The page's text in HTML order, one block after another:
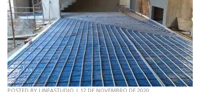
POSTED BY LINEASTUDIO | 12 DE NOVEMBRO DE 2020